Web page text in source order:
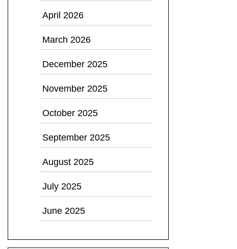
April 2026
March 2026
December 2025
November 2025
October 2025
September 2025
August 2025
July 2025
June 2025